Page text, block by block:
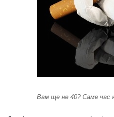
Вам ще не 40? Саме час